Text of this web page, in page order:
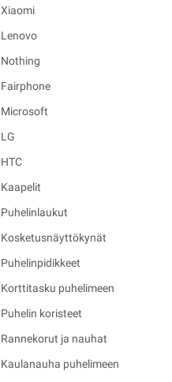
Xiaomi
Lenovo
Nothing
Fairphone
Microsoft
LG
HTC
Kaapelit
Puhelinlaukut
Kosketusnäyttökynät
Puhelinpidikkeet
Korttitasku puhelimeen
Puhelin koristeet
Rannekorut ja nauhat
Kaulanauha puhelimeen